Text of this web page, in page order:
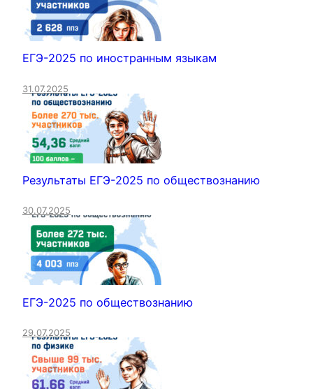
ЕГЭ-2025 по иностранным языкам
31.07.2025
Результаты ЕГЭ-2025 по обществознанию
30.07.2025
ЕГЭ-2025 по обществознанию
29.07.2025